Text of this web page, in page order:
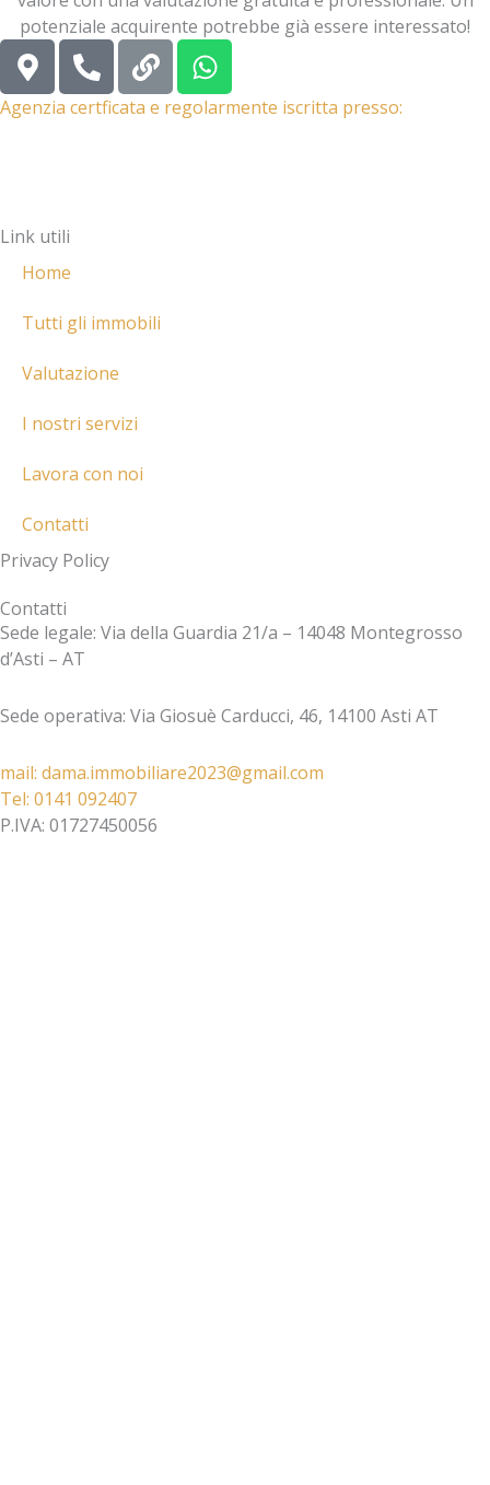
potenziale acquirente potrebbe già essere interessato!
M
a
p
k
e
-
l
P
h
o
L
i
n
W
h
a
Agenzia certficata e regolarmente iscritta presso:
Link utili
Home
Tutti gli immobili
Valutazione
I nostri servizi
Lavora con noi
Contatti
Privacy Policy
Contatti
Sede legale: Via della Guardia 21/a – 14048 Montegrosso
d’Asti – AT
Sede operativa: Via Giosuè Carducci, 46, 14100 Asti AT
mail: dama.immobiliare2023@gmail.com​
Tel: 0141 092407​
P.IVA: 01727450056